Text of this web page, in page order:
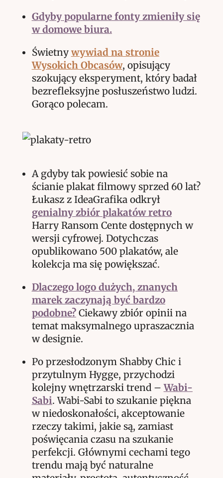
Gdyby popularne fonty zmieniły się
w domowe biura.
Świetny wywiad na stronie
Wysokich Obcasów, opisujący
szokujący eksperyment, który badał
bezrefleksyjne posłuszeństwo ludzi.
Gorąco polecam.
A gdyby tak powiesić sobie na
ścianie plakat filmowy sprzed 60 lat?
Łukasz z IdeaGrafika odkrył
genialny zbiór plakatów retro
Harry Ransom Cente dostępnych w
wersji cyfrowej. Dotychczas
opublikowano 500 plakatów, ale
kolekcja ma się powiększać.
Dlaczego logo dużych, znanych
marek zaczynają być bardzo
podobne?Ciekawy zbiór opinii na
temat maksymalnego upraszacznia
w designie.
Po przesłodzonym Shabby Chic i
przytulnym Hygge, przychodzi
kolejny wnętrzarski trend –Wabi-
Sabi. Wabi-Sabi to szukanie piękna
w niedoskonałości, akceptowanie
rzeczy takimi, jakie są, zamiast
poświęcania czasu na szukanie
perfekcji. Głównymi cechami tego
trendu mają być naturalne